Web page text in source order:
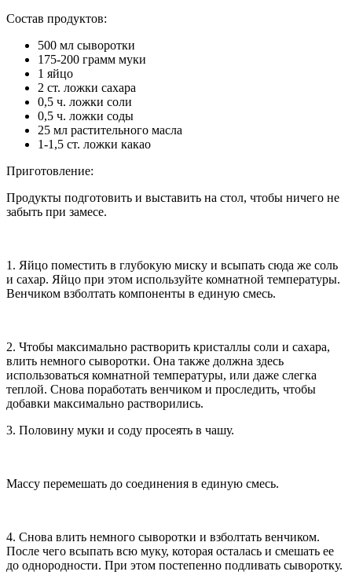
Состав продуктов:
500 мл сыворотки
175-200 грамм муки
1 яйцо
2 ст. ложки сахара
0,5 ч. ложки соли
0,5 ч. ложки соды
25 мл растительного масла
1-1,5 ст. ложки какао
Приготовление:
Продукты подготовить и выставить на стол, чтобы ничего не
забыть при замесе.
1. Яйцо поместить в глубокую миску и всыпать сюда же соль
и сахар. Яйцо при этом используйте комнатной температуры.
Венчиком взболтать компоненты в единую смесь.
2. Чтобы максимально растворить кристаллы соли и сахара,
влить немного сыворотки. Она также должна здесь
использоваться комнатной температуры, или даже слегка
теплой. Снова поработать венчиком и проследить, чтобы
добавки максимально растворились.
3. Половину муки и соду просеять в чашу.
Массу перемешать до соединения в единую смесь.
4. Снова влить немного сыворотки и взболтать венчиком.
После чего всыпать всю муку, которая осталась и смешать ее
до однородности. При этом постепенно подливать сыворотку.